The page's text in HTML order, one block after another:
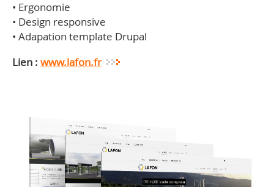
• Ergonomie
• Design responsive
• Adapation template Drupal
Lien : www.lafon.fr